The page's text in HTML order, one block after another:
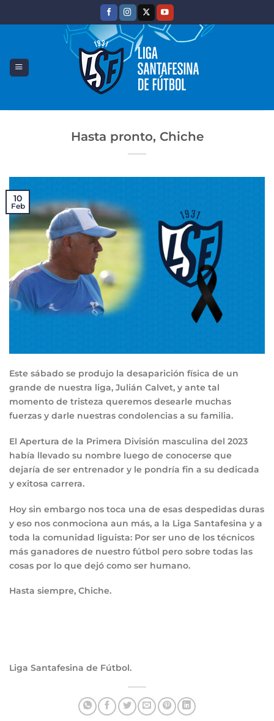
Hasta pronto, Chiche
10
Feb
Este sábado se produjo la desaparición física de un
grande de nuestra liga, Julián Calvet, y ante tal
momento de tristeza queremos desearle muchas
fuerzas y darle nuestras condolencias a su familia.
El Apertura de la Primera División masculina del 2023
había llevado su nombre luego de conocerse que
dejaría de ser entrenador y le pondría fin a su dedicada
y exitosa carrera.
Hoy sin embargo nos toca una de esas despedidas duras
y eso nos conmociona aun más, a la Liga Santafesina y a
toda la comunidad liguista: Por ser uno de los técnicos
más ganadores de nuestro fútbol pero sobre todas las
cosas por lo que dejó como ser humano.
Hasta siempre, Chiche.
Liga Santafesina de Fútbol.